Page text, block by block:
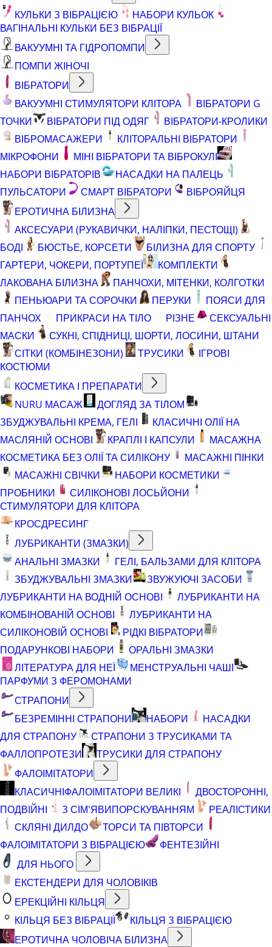
КУЛЬКИ З ВІБРАЦІЄЮ
НАБОРИ КУЛЬОК
ВАГІНАЛЬНІ КУЛЬКИ БЕЗ ВІБРАЦІЇ
ВАКУУМНІ ТА ГІДРОПОМПИ
ПОМПИ ЖІНОЧІ
ВІБРАТОРИ
ВАКУУМНІ СТИМУЛЯТОРИ КЛІТОРА
ВІБРАТОРИ G
ТОЧКИ
ВІБРАТОРИ ПІД ОДЯГ
ВІБРАТОРИ-КРОЛИКИ
ВІБРОМАСАЖЕРИ
КЛІТОРАЛЬНІ ВІБРАТОРИ
МІКРОФОНИ
МІНІ ВІБРАТОРИ ТА ВІБРОКУЛІ
НАБОРИ ВІБРАТОРІВ
НАСАДКИ НА ПАЛЕЦЬ
ПУЛЬСАТОРИ
СМАРТ ВІБРАТОРИ
ВІБРОЯЙЦЯ
ЕРОТИЧНА БІЛИЗНА
АКСЕСУАРИ (РУКАВИЧКИ, НАЛІПКИ, ПЕСТОЩІ)
БОДІ
БЮСТЬЕ, КОРСЕТИ
БІЛИЗНА ДЛЯ СПОРТУ
ГАРТЕРИ, ЧОКЕРИ, ПОРТУПЕЇ
КОМПЛЕКТИ
ЛАКОВАНА БІЛИЗНА
ПАНЧОХИ, МІТЕНКИ, КОЛГОТКИ
ПЕНЬЮАРИ ТА СОРОЧКИ
ПЕРУКИ
ПОЯСИ ДЛЯ
ПАНЧОХ
ПРИКРАСИ НА ТІЛО РІЗНЕ
СЕКСУАЛЬНІ
МАСКИ
СУКНІ, СПІДНИЦІ, ШОРТИ, ЛОСИНИ, ШТАНИ
СІТКИ (КОМБІНЕЗОНИ)
ТРУСИКИ
ІГРОВІ
КОСТЮМИ
КОСМЕТИКА І ПРЕПАРАТИ
NURU МАСАЖ
ДОГЛЯД ЗА ТІЛОМ
ЗБУДЖУВАЛЬНІ КРЕМА, ГЕЛІ
КЛАСИЧНІ ОЛІЇ НА
МАСЛЯНІЙ ОСНОВІ
КРАПЛІ І КАПСУЛИ
МАСАЖНА
КОСМЕТИКА БЕЗ ОЛІЇ ТА СИЛІКОНУ
МАСАЖНІ ПІНКИ
МАСАЖНІ СВІЧКИ
НАБОРИ КОСМЕТИКИ
ПРОБНИКИ
СИЛІКОНОВІ ЛОСЬЙОНИ
СТИМУЛЯТОРИ ДЛЯ КЛІТОРА
КРОСДРЕСИНГ
ЛУБРИКАНТИ (ЗМАЗКИ)
АНАЛЬНІ ЗМАЗКИ
ГЕЛІ, БАЛЬЗАМИ ДЛЯ КЛІТОРА
ЗБУДЖУВАЛЬНІ ЗМАЗКИ
ЗВУЖУЮЧІ ЗАСОБИ
ЛУБРИКАНТИ НА ВОДНІЙ ОСНОВІ
ЛУБРИКАНТИ НА
КОМБІНОВАНІЙ ОСНОВІ
ЛУБРИКАНТИ НА
СИЛІКОНОВІЙ ОСНОВІ
РІДКІ ВІБРАТОРИ
ПОДАРУНКОВІ НАБОРИ
ОРАЛЬНІ ЗМАЗКИ
ЛІТЕРАТУРА ДЛЯ НЕЇ
МЕНСТРУАЛЬНІ ЧАШІ
ПАРФУМИ З ФЕРОМОНАМИ
СТРАПОНИ
БЕЗРЕМІННІ СТРАПОНИ
НАБОРИ
НАСАДКИ
ДЛЯ СТРАПОНУ
СТРАПОНИ З ТРУСИКАМИ ТА
ФАЛЛОПРОТЕЗИ
ТРУСИКИ ДЛЯ СТРАПОНУ
ФАЛОІМІТАТОРИ
КЛАСИЧНІФАЛОІМІТАТОРИ ВЕЛИКІ
ДВОСТОРОННІ,
ПОДВІЙНІ
З СІМ'ЯВИПОРСКУВАННЯМ
РЕАЛІСТИКИ
СКЛЯНІ ДИЛДО
ТОРСИ ТА ПІВТОРСИ
ФАЛОІМІТАТОРИ З ВІБРАЦІЄЮ
ФЕНТЕЗІЙНІ
ДЛЯ НЬОГО
ЕКСТЕНДЕРИ ДЛЯ ЧОЛОВІКІВ
ЕРЕКЦІЙНІ КІЛЬЦЯ
КІЛЬЦЯ БЕЗ ВІБРАЦІЇ
КІЛЬЦЯ З ВІБРАЦІЄЮ
ЕРОТИЧНА ЧОЛОВІЧА БІЛИЗНА